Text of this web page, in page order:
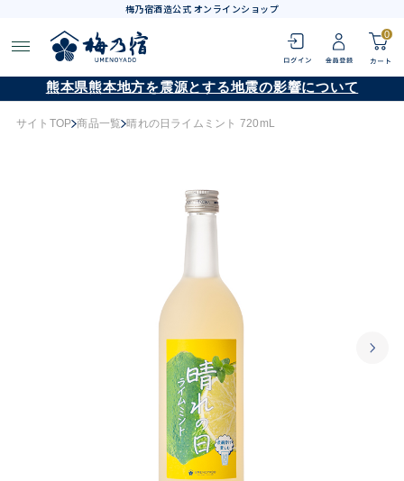
梅乃宿酒造公式 オンラインショップ
0
熊本県熊本地方を震源とする地震の影響について
サイトTOP 商品一覧 晴れの日ライムミント 720mL